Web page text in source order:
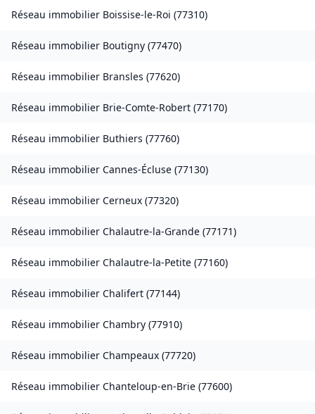
Réseau immobilier Boissise-le-Roi (77310)
Réseau immobilier Boutigny (77470)
Réseau immobilier Bransles (77620)
Réseau immobilier Brie-Comte-Robert (77170)
Réseau immobilier Buthiers (77760)
Réseau immobilier Cannes-Écluse (77130)
Réseau immobilier Cerneux (77320)
Réseau immobilier Chalautre-la-Grande (77171)
Réseau immobilier Chalautre-la-Petite (77160)
Réseau immobilier Chalifert (77144)
Réseau immobilier Chambry (77910)
Réseau immobilier Champeaux (77720)
Réseau immobilier Chanteloup-en-Brie (77600)